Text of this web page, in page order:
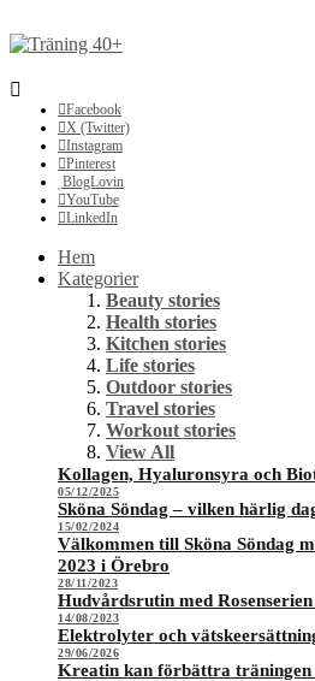
Facebook
X (Twitter)
Instagram
Pinterest
BlogLovin
YouTube
LinkedIn
Hem
Kategorier
Beauty stories
Health stories
Kitchen stories
Life stories
Outdoor stories
Travel stories
Workout stories
View All
Kollagen, Hyaluronsyra och
05/12/2025
Sköna Söndag – vilken härlig
15/02/2024
Välkommen till Sköna Söndag
2023 i Örebro
28/11/2023
Hudvårdsrutin med
14/08/2023
Elektrolyter och
29/06/2026
Kreatin kan förbättra